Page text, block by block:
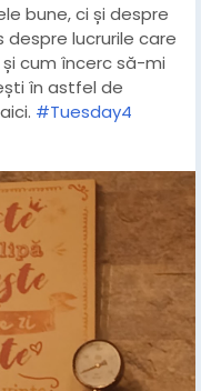
bune, ci și despre
despre lucrurile care
cum încerc să-mi
în astfel de
#Tuesday4
lucruri-